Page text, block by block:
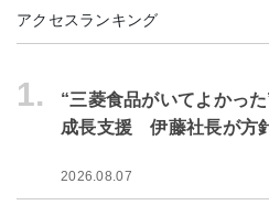
アクセスランキング
1.
“三菱食品がいてよかっ
成長支援 伊藤社長が方
2026.08.07